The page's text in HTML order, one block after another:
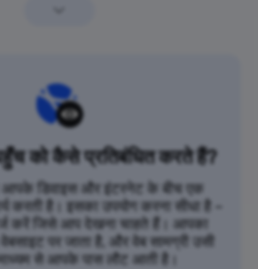
को कैसे प्रतिबंधित करते हैं?
आपके डिवाइस और इंटरनेट के बीच एक
करती है। इसका उपयोग करना सीधा है –
करें जिसे आप देखना चाहते हैं। आपका
पर जाता है, और वेब सामग्री उसी
से आपके पास लौट आती है।